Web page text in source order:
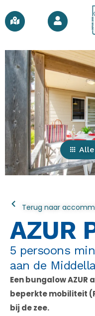
Terug naar
AZUR
5 persoons
aan de
Een bungalow
beperkte mobiliteit
bij de zee.